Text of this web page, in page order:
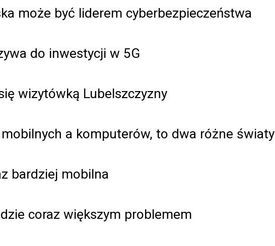
może być liderem cyberbezpieczeństwa
do inwestycji w 5G
wizytówką Lubelszczyzny
a komputerów, to dwa różne światy
bardziej mobilna
coraz większym problemem